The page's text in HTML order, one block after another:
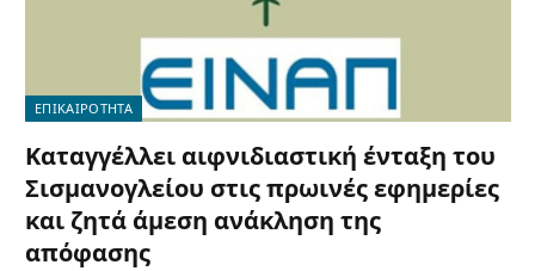
ΕΠΙΚΑΙΡΟΤΗΤΑ
Καταγγέλλει αιφνιδιαστική ένταξη του
Σισμανογλείου στις πρωινές εφημερίες
και ζητά άμεση ανάκληση της
απόφασης